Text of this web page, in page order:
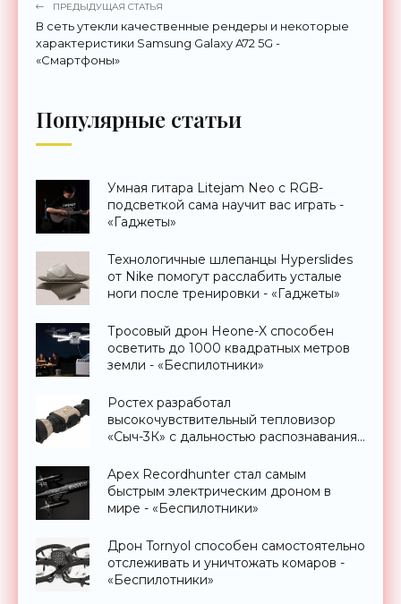
ПРЕДЫДУЩАЯ СТАТЬЯ
В сеть утекли качественные рендеры и некоторые
характеристики Samsung Galaxy A72 5G -
«Смартфоны»
Популярные статьи
Умная гитара Litejam Neo с RGB-
подсветкой сама научит вас играть -
«Гаджеты»
Технологичные шлепанцы Hyperslides
от Nike помогут расслабить усталые
ноги после тренировки - «Гаджеты»
Тросовый дрон Heone-X способен
осветить до 1000 квадратных метров
земли - «Беспилотники»
Ростех разработал
высокочувствительный тепловизор
«Сыч-3К» с дальностью распознавания
Apex Recordhunter стал самым
быстрым электрическим дроном в
мире - «Беспилотники»
Дрон Tornyol способен самостоятельно
отслеживать и уничтожать комаров -
«Беспилотники»